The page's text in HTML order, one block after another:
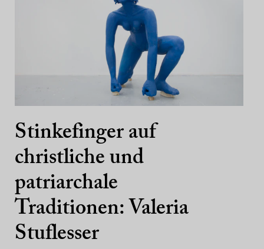
Stinkefinger auf
christliche und
patriarchale
Traditionen: Valeria
Stuflesser